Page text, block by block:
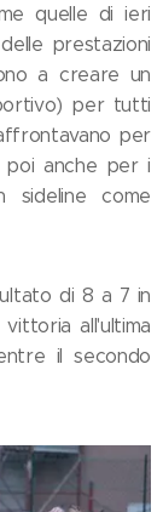
quelle di ieri
prestazioni
a creare un
per tutti
per
poi anche per i
come
di 8 a 7 in
all'ultima
il secondo